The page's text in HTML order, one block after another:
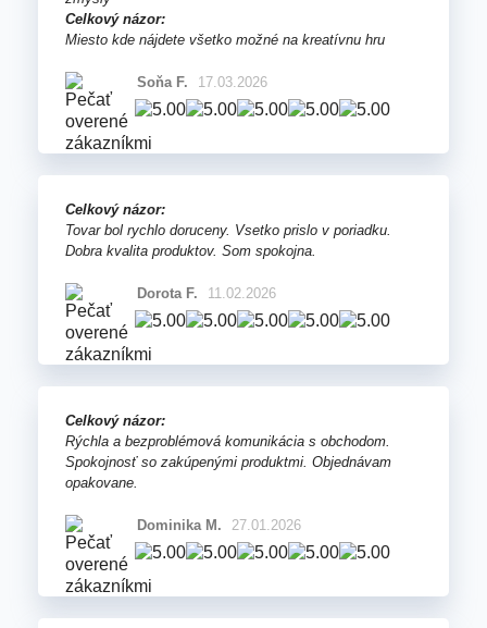
Celkový názor:
Miesto kde nájdete všetko možné na kreatívnu hru
Soňa F. 17.03.2026
Celkový názor:
Tovar bol rychlo doruceny. Vsetko prislo v poriadku.
Dobra kvalita produktov. Som spokojna.
Dorota F. 11.02.2026
Celkový názor:
Rýchla a bezproblémová komunikácia s obchodom.
Spokojnosť so zakúpenými produktmi. Objednávam
opakovane.
Dominika M. 27.01.2026